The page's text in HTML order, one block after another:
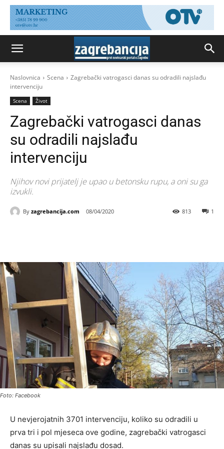
Naslovnica Scena
Zagrebački vatrogasci danas su odradili najslađu
intervenciju
Scena Život
Zagrebački vatrogasci danas
su odradili najslađu
intervenciju
Njihov novi prijatelj je upao u betonsku rupu, a oni su ga
izvukli.
By zagrebancija.com 08/04/2020 1
813
Foto: Facebook
U nevjerojatnih 3701 intervenciju, koliko su odradili u
prva tri i pol mjeseca ove godine, zagrebački vatrogasci
danas su upisali najslađu dosad.